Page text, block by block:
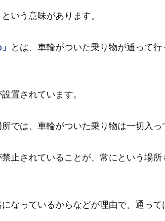
いう意味があります。
とは、車輪がついた乗り物が通って
置されています。
では、車輪がついた乗り物は一切入っ
止されていることが、常にという場
なっているからなどが理由で、通って